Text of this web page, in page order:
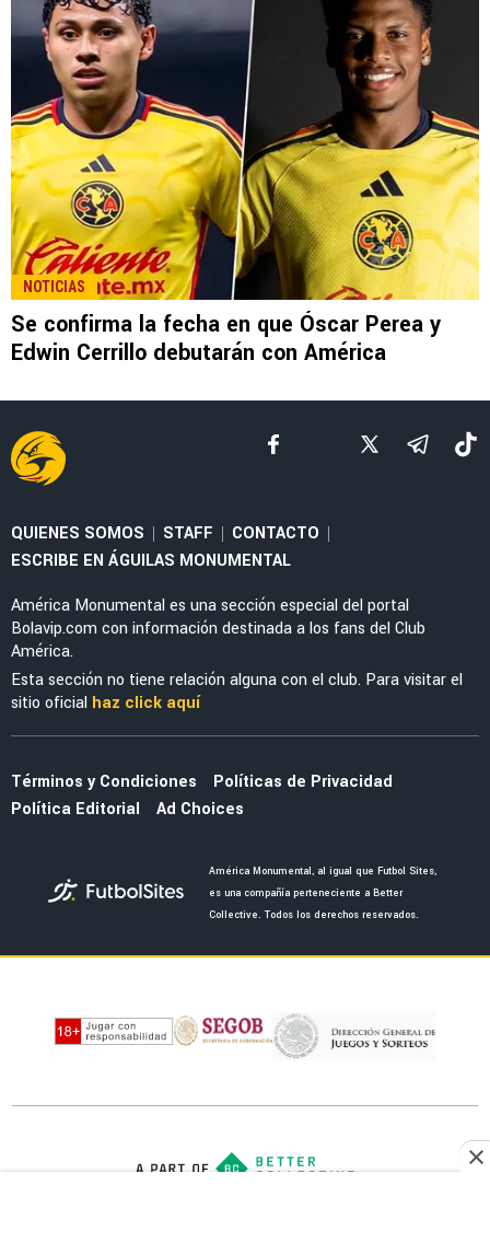
LEE TAMBIÉN
LEAGUES CUP 2026
¡Ya se estrenó! Federico Viñas marca su
primer gol con Toluca en la Leagues Cup 2026
Andrea Falcón, ex-figura de América Femenil